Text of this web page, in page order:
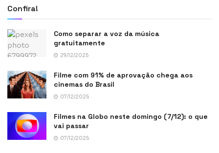
Confira!
Como separar a voz da música
gratuitamente
29/12/2025
Filme com 91% de aprovação chega aos
cinemas do Brasil
07/12/2025
Filmes na Globo neste domingo (7/12): o que
vai passar
07/12/2025